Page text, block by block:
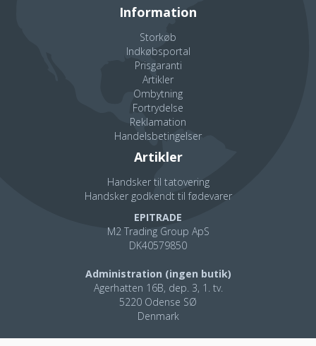
AD-APT® og prikker er den perfekte
AD-APT®-teknologien sørger for, at holde hænderne kølige
Prikkerne giver øget stødabsorbering og øger samtidig grebet
på glatte og fedtede emner.
Handsken tåler, som alle andre MaxiFlex handsker, vask.
Handsker har derudover også AIRtech®, hvilket betyder øget
Dermatologisk testet
Handsken er dermatologisk akkrediteret samt forvasket før
pakning, hvilket gør det muligt at garantere en meget høj
Information
Storkøb
Indkøbsportal
Prisgaranti
Artikler
Ombytning
Fortrydelse
Reklamation
Handelsbetingelser
Artikler
Handsker til tatovering
Handsker godkendt til fødevarer
EPITRADE
M2 Trading Group ApS
DK40579850
Administration (ingen butik)
Agerhatten 16B, dep. 3, 1. tv.
5220 Odense SØ
Denmark